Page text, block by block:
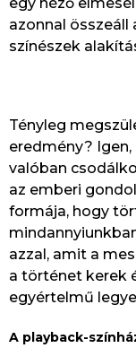
azonnal összeáll
színészek
Tényleg
eredmény? Igen,
valóban
az emberi
formája, hogy
azzal, amit a
a történet kerek
egyértelmű
A playback-